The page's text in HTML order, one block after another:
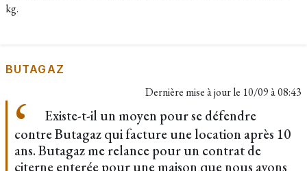
kg.
BUTAGAZ
Dernière mise à jour le 10/09 à 08:43
Existe-t-il un moyen pour se défendre
contre Butagaz qui facture une location après 10
ans. Butagaz me relance pour un contrat de
citerne enterée pour une maison que nous avons